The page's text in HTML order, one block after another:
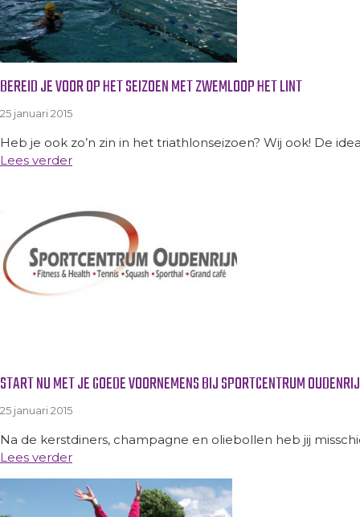
BEREID JE VOOR OP HET SEIZOEN MET ZWEMLOOP HET LINT
25 januari 2015
Heb je ook zo’n zin in het triathlonseizoen? Wij ook! De
Lees verder
START NU MET JE GOEDE VOORNEMENS BIJ SPORTCENTRUM
25 januari 2015
Na de kerstdiners, champagne en oliebollen heb jij
Lees verder